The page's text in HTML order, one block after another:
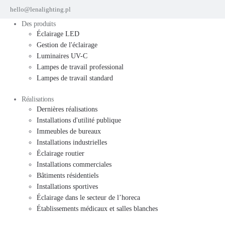
hello@lenalighting.pl
Des produits
Éclairage LED
Gestion de l'éclairage
Luminaires UV-C
Lampes de travail professional
Lampes de travail standard
Réalisations
Dernières réalisations
Installations d'utilité publique
Immeubles de bureaux
Installations industrielles
Éclairage routier
Installations commerciales
Bâtiments résidentiels
Installations sportives
Éclairage dans le secteur de l’horeca
Établissements médicaux et salles blanches